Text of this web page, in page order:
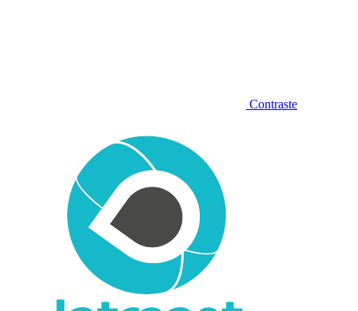
Contraste